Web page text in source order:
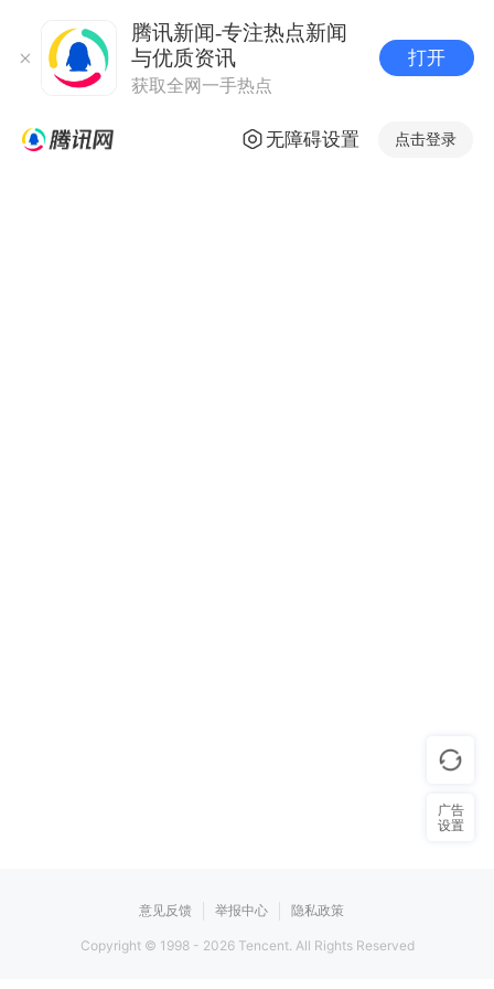
腾讯新闻-专注热点新闻
与优质资讯
获取全网一手热点
打开
无障碍设置 点击登录
意见反馈 举报中心 隐私政策
Copyright © 1998 - 2026Tencent. All Rights Reserved
广告
设置